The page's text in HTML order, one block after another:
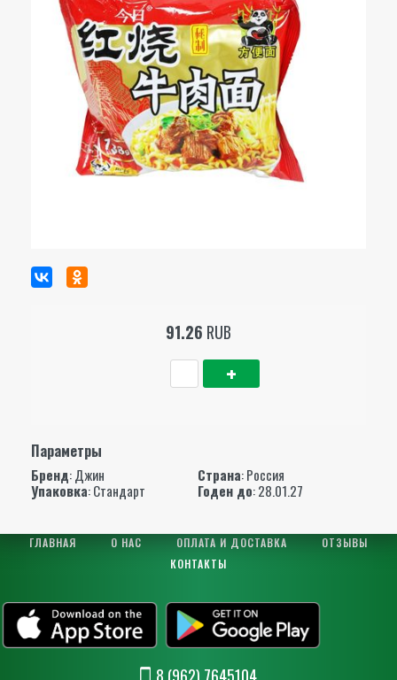
91.26 RUB
Параметры
Бренд:Джин Страна: Россия
Упаковка: Стандарт Годен до: 28.01.27
ГЛАВНАЯ О НАС ОПЛАТА И ДОСТАВКА
ОТЗЫВЫ
КОНТАКТЫ
8 (962) 7645104